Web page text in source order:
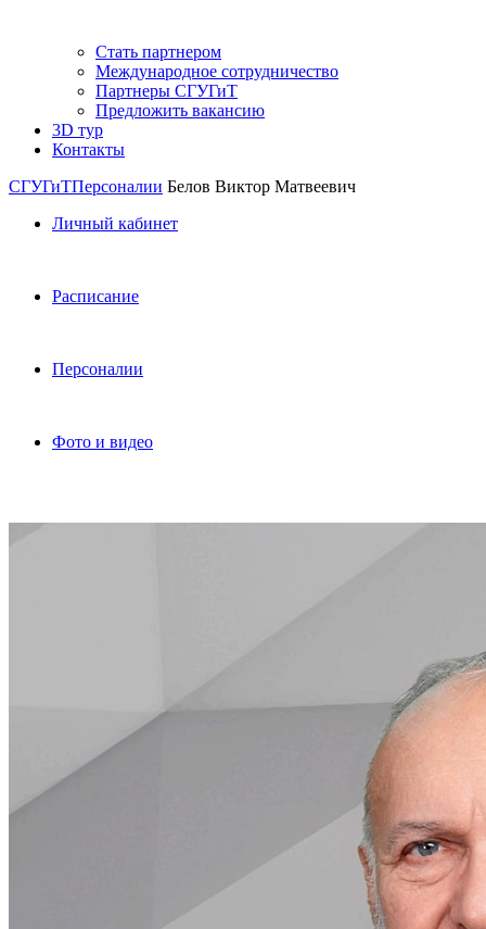
Стать партнером
Международное сотрудничество
Партнеры СГУГиТ
Предложить вакансию
3D тур
Контакты
СГУГиТПерсоналии Белов Виктор Матвеевич
Личный кабинет
Расписание
Персоналии
Фото и видео